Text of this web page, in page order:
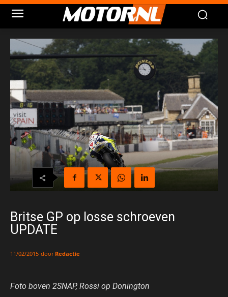
Britse GP op losse schroeven
UPDATE
11/02/2015 door Redactie
Foto boven 2SNAP, Rossi op Donington